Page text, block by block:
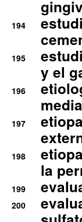
194
195
y el
196
media
197
198
la
199
200